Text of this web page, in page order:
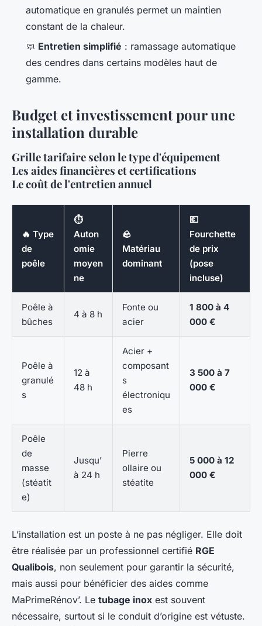
automatique en granulés permet un maintien
constant de la chaleur.
🧼 Entretien simplifié : ramassage automatique
des cendres dans certains modèles haut de
gamme.
Budget et investissement pour une
installation durable
Grille tarifaire selon le type d'équipement
Les aides financières et certifications
Le coût de l'entretien annuel
🔥 Type
de
poêle
⏱️
Auton
omie
moyen
ne
🪨
Matériau
dominant
💶
Fourchette
de prix
(pose
incluse)
Poêle à
bûches
4 à 8 h
Fonte ou
acier
1 800 à 4
000 €
Poêle à
granulé
s
12 à
48 h
Acier +
composant
s
électroniqu
es
3 500 à 7
000 €
Poêle
de
masse
(stéatit
e)
Jusqu’
à 24 h
Pierre
ollaire ou
stéatite
5 000 à 12
000 €
L’installation est un poste à ne pas négliger. Elle doit
être réalisée par un professionnel certifié RGE
Qualibois, non seulement pour garantir la sécurité,
mais aussi pour bénéficier des aides comme
MaPrimeRénov’. Le tubage inox est souvent
nécessaire, surtout si le conduit d’origine est vétuste.